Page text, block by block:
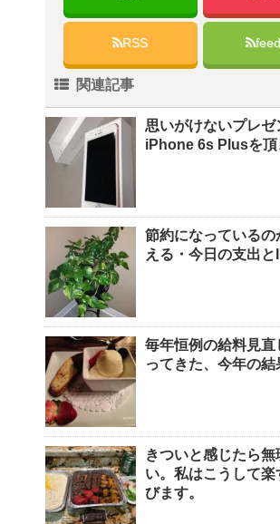
RSS
関連記事
思いがけないプレゼ
iPhone 6s Plusを頂
節約になっているの
える・今日の支出
毎年恒例の給料見直
ってきた、今年の結
きついと感じたら無
い。私はこうして楽
びます。